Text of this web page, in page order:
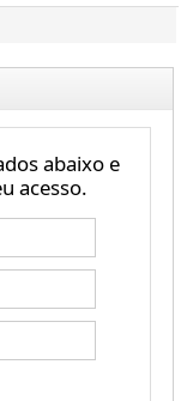
abaixo e
acesso.